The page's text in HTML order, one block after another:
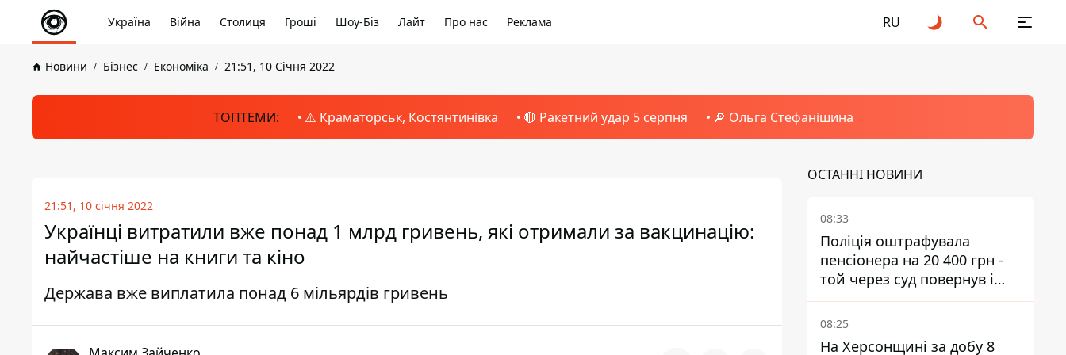
Україна Війна Столиця Гроші Шоу-Біз Лайт Про нас Реклама RU
Новини Бізнес Економіка 21:51, 10 Січня 2022
ТОПТЕМИ: ⚠️ Краматорськ, Костянтинівка 🔴 Ракетний удар 5 серпня 🔎 Ольга Стефанішина
21:51, 10 січня 2022
Українці витратили вже понад 1 млрд гривень, які отримали за вакцинацію:
найчастіше на книги та кіно
Держава вже виплатила понад 6 мільярдів гривень
ОСТАННІ НОВИНИ
08:33
Поліція оштрафувала
пенсіонера на 20 400 грн -
той через суд повернув і
гроші, і отримав 3 тис. грн
моральної шкоди
08:25
На Херсонщині за добу 8